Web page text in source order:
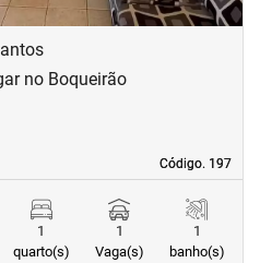
Código. 197
Código. 197
no Boqueirão
1
quarto(s)
1
Vaga(s)
1
banho(s)